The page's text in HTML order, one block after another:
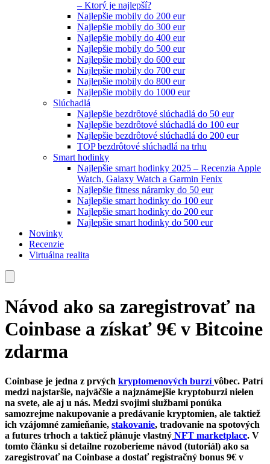
– Ktorý je najlepší?
Najlepšie mobily do 200 eur
Najlepšie mobily do 300 eur
Najlepšie mobily do 400 eur
Najlepšie mobily do 500 eur
Najlepšie mobily do 600 eur
Najlepšie mobily do 700 eur
Najlepšie mobily do 800 eur
Najlepšie mobily do 1000 eur
Slúchadlá
Najlepšie bezdrôtové slúchadlá do 50 eur
Najlepšie bezdrôtové slúchadlá do 100 eur
Najlepšie bezdrôtové slúchadlá do 200 eur
TOP bezdrôtové slúchadlá na trhu
Smart hodinky
Najlepšie smart hodinky 2025 – Recenzia Apple
Watch, Galaxy Watch a Garmin Fenix
Najlepšie fitness náramky do 50 eur
Najlepšie smart hodinky do 100 eur
Najlepšie smart hodinky do 200 eur
Najlepšie smart hodinky do 500 eur
Novinky
Recenzie
Virtuálna realita
Návod ako sa zaregistrovať na
Coinbase a získať 9€ v Bitcoine
zdarma
Coinbase je jedna z prvých kryptomenových burzívôbec. Patrí
medzi najstaršie, najväčšie a najznámejšie kryptoburzi nielen
na svete, ale aj u nás. Medzi svojimi službami ponúka
samozrejme nakupovanie a predávanie kryptomien, ale taktiež
ich vzájomné zamieňanie, stakovanie, tradovanie na spotových
a futures trhoch a taktiež plánuje vlastný NFT marketplace. V
tomto článku si detailne rozoberieme návod (tutoriál) ako sa
zaregistrovať na Coinbase a dostať registračný bonus 9€ v